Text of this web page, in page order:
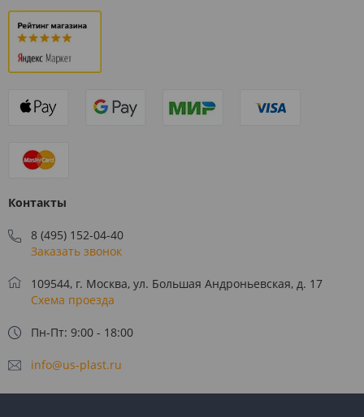
Контакты
8 (495) 152-04-40
Заказать звонок
109544, г. Москва, ул. Большая Андроньевская, д. 17
Схема проезда
Пн-Пт: 9:00 - 18:00
info@us-plast.ru